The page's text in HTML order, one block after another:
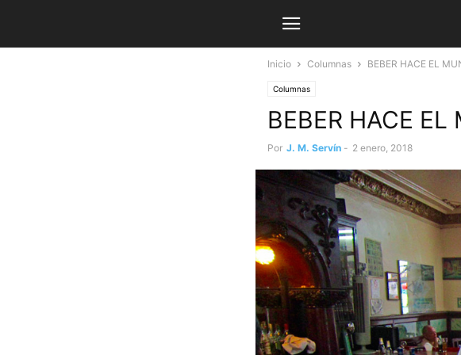
Inicio Columnas BEBER HACE EL
Columnas
BEBER HACE
Por J. M. Servín - 2 enero, 2018